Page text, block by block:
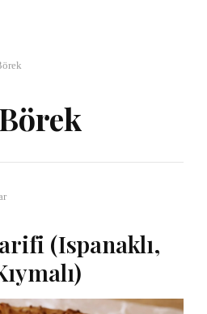
(Ispanaklı,